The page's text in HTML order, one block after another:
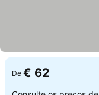
De € 62